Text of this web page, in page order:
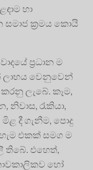
හා
සමාජ ක්‍රමය කොයි
ප්‍රධාන ම
වෙනුවෙන්
ලැබේ. කෑම,
නිවාස, රැකියා,
මිළ දී ගැනීම, පොදු
එකක් සමග ම
තිබේ. එහෙත්,
හෝ